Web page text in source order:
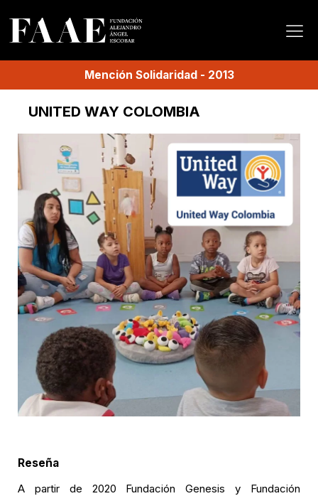
Mención Solidaridad- 2013
UNITED WAY COLOMBIA
Reseña
A partir de 2020 Fundación Genesis y Fundación